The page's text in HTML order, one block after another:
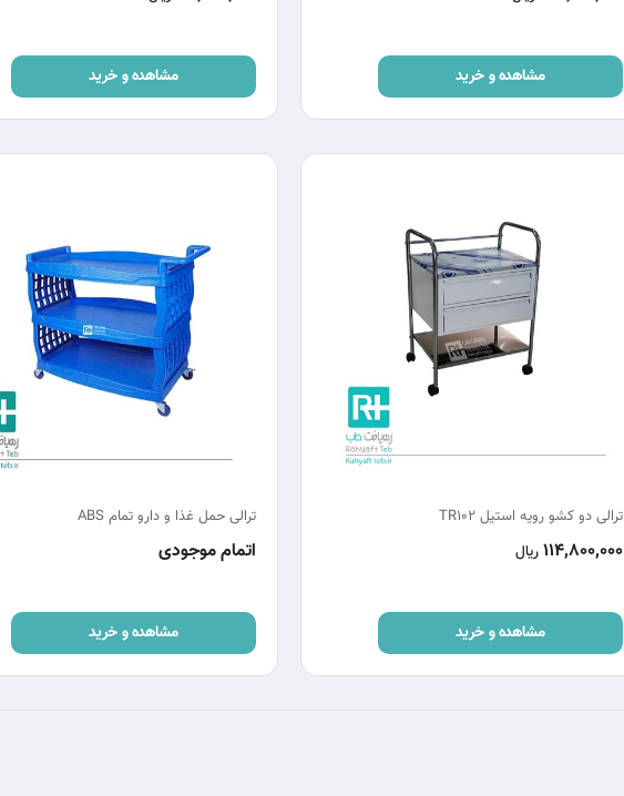
مشاهده و خرید مشاهده و خرید
ترالی دو کشو رویه استیل TR102
114,800,000 ریال
مشاهده و خرید
ترالی حمل غذا و دارو تمام ABS
اتمام موجودی
مشاهده و خرید